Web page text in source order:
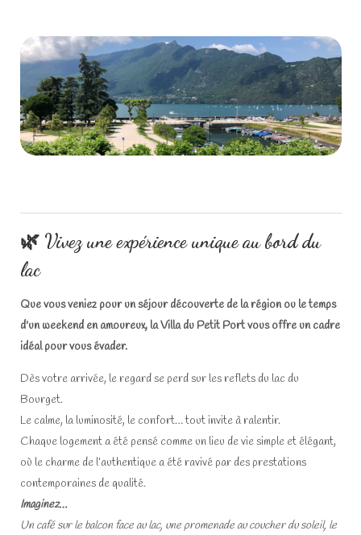
🌿 Vivez une expérience unique au bord du
lac
Que vous veniez pour un séjour découverte de la région ou le temps
d'un weekend en amoureux, la Villa du Petit Port vous offre un cadre
idéal pour vous évader.
Dès votre arrivée, le regard se perd sur les reflets du lac du
Bourget.
Le calme, la luminosité, le confort… tout invite à ralentir.
Chaque logement a été pensé comme un lieu de vie simple et élégant,
où le charme de l’authentique a été ravivé par des prestations
contemporaines de qualité.
Imaginez…
Un café sur le balcon face au lac, une promenade au coucher du soleil, le